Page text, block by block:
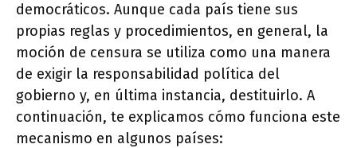
democráticos. Aunque cada país tiene sus
propias reglas y procedimientos, en general, la
moción de censura se utiliza como una manera
de exigir la responsabilidad política del
gobierno y, en última instancia, destituirlo. A
continuación, te explicamos cómo funciona este
mecanismo en algunos países: